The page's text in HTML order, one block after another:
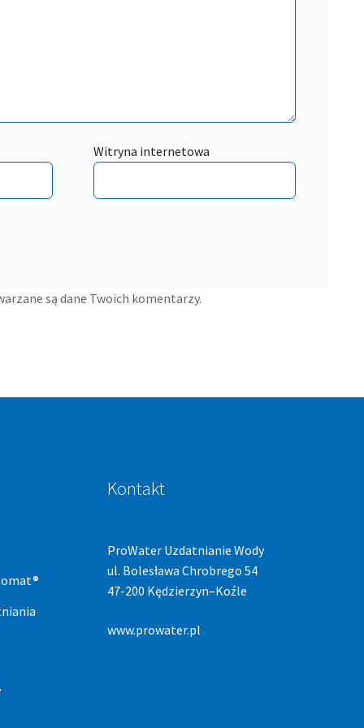
Witryna internetowa
są dane Twoich komentarzy.
Kontakt
ProWater Uzdatnianie Wody
ul. Bolesława Chrobrego 54
47-200 Kędzierzyn–Koźle
www.prowater.pl